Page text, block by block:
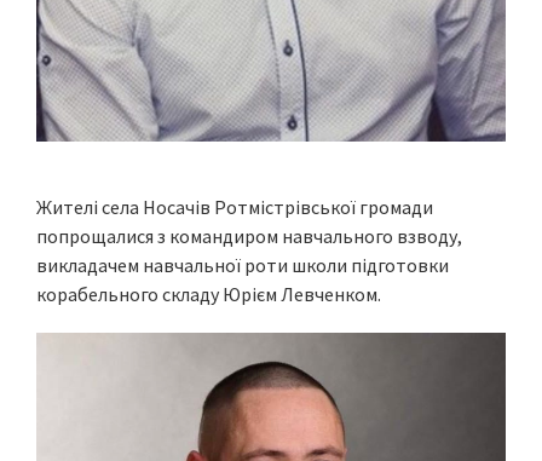
Жителі села Носачів Ротмістрівської громади
попрощалися з командиром навчального взводу,
викладачем навчальної роти школи підготовки
корабельного складу Юрієм Левченком.